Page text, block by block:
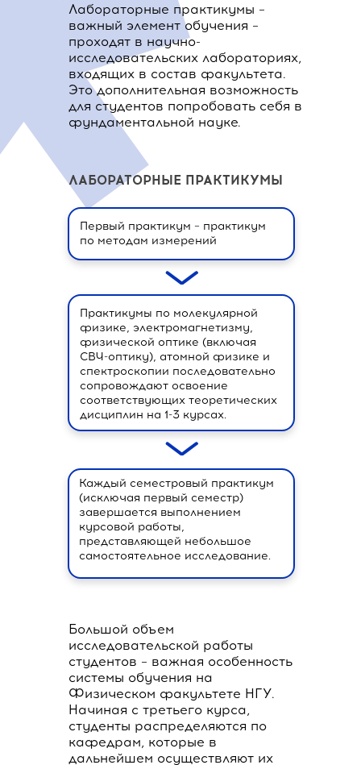
Лабораторные практикумы –
важный элемент обучения –
проходят в научно-
исследовательских лабораториях,
входящих в состав факультета.
Это дополнительная возможность
для студентов попробовать себя в
фундаментальной науке.
ЛАБОРАТОРНЫЕ ПРАКТИКУМЫ
Первый практикум – практикум
по методам измерений
Практикумы по молекулярной
физике, электромагнетизму,
физической оптике (включая
СВЧ-оптику), атомной физике и
спектроскопии последовательно
сопровождают освоение
соответствующих теоретических
дисциплин на 1-3 курсах.
Каждый семестровый практикум
(исключая первый семестр)
завершается выполнением
курсовой работы,
представляющей небольшое
самостоятельное исследование.
Большой объем
исследовательской работы
студентов – важная особенность
системы обучения на
Физическом факультете НГУ.
Начиная с третьего курса,
студенты распределяются по
кафедрам, которые в
дальнейшем осуществляют их